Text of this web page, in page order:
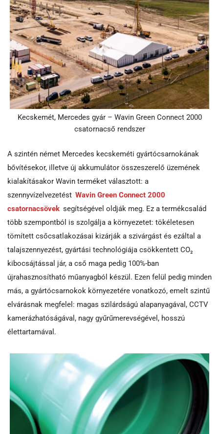
Kecskemét, Mercedes gyár – Wavin Green Connect 2000
csatornacső rendszer
A szintén német Mercedes kecskeméti gyártócsarnokának
bővítésekor, illetve új akkumulátor összeszerelő üzemének
kialakításakor Wavin terméket választott: a
szennyvízelvezetést Wavin Green Connect 2000
csatornacsövek segítségével oldják meg. Ez a termékcsalád
több szempontból is szolgálja a környezetet: tökéletesen
tömített csőcsatlakozásai kizárják a szivárgást és ezáltal a
talajszennyezést, gyártási technológiája csökkentett CO₂
kibocsájtással jár, a cső maga pedig 100%-ban
újrahasznosítható műanyagból készül. Ezen felül pedig minden
más, a gyártócsarnokok környezetére vonatkozó, emelt szintű
elvárásnak megfelel: magas szilárdságú alapanyagával, CCTV
kamerázhatóságával, nagy gyűrűmerevségével, hosszú
élettartamával.